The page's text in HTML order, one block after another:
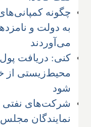
چگونه
به دولت و
می‌آوردند
کنی: دریافت
محیط‌زیستی از
شود
شرکت‌های نفتی
نمایندگان مجلس